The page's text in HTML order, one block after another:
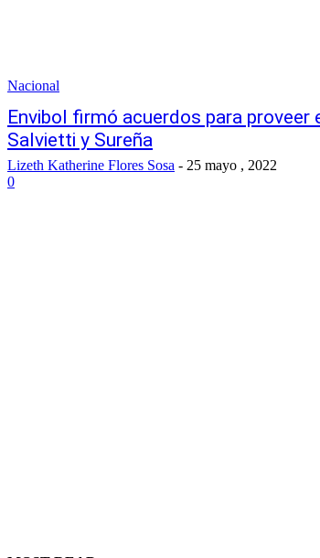
Nacional
Envibol firmó acuerdos para proveer
Salvietti y Sureña
Lizeth Katherine Flores Sosa - 25 mayo , 2022
0